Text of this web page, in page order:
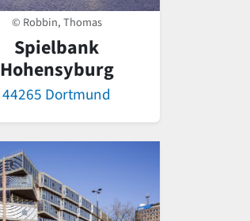
© Robbin, Thomas
Spielbank
Hohensyburg
44265 Dortmund